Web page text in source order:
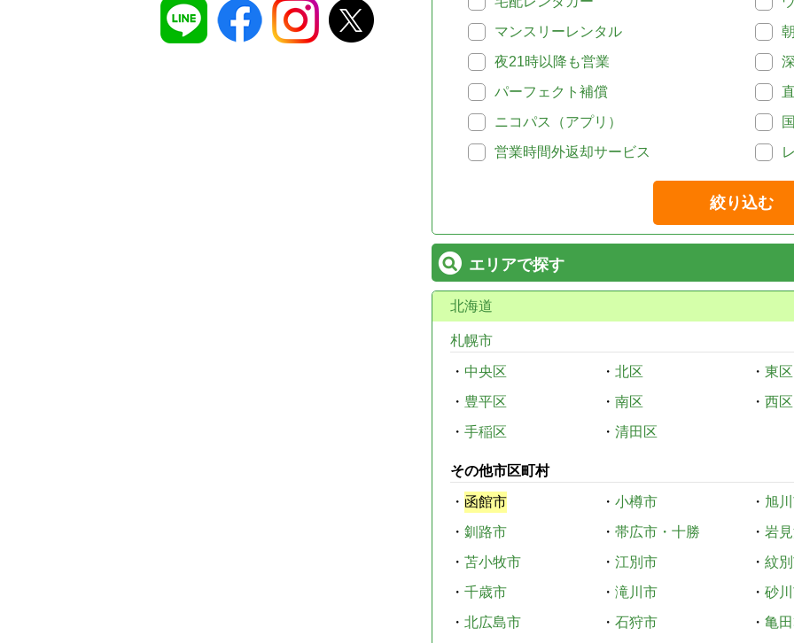
マンスリーレンタル
夜21時以降も営業
パーフェクト補償
ニコパス（アプリ）
営業時間外返却サービス
絞り込む
エリアで探す
北海道
札幌市
・ 中央区 ・ 北区 ・ 東区
・ 豊平区 ・ 南区 ・ 西区
・ 手稲区 ・ 清田区
その他市区町村
・ 函館市 ・ 小樽市 ・ 旭
・ 釧路市 ・ 帯広市・十勝 ・ 岩
・ 苫小牧市 ・ 江別市 ・ 紋
・ 千歳市 ・ 滝川市 ・ 砂
・ 北広島市 ・ 石狩市 ・ 亀